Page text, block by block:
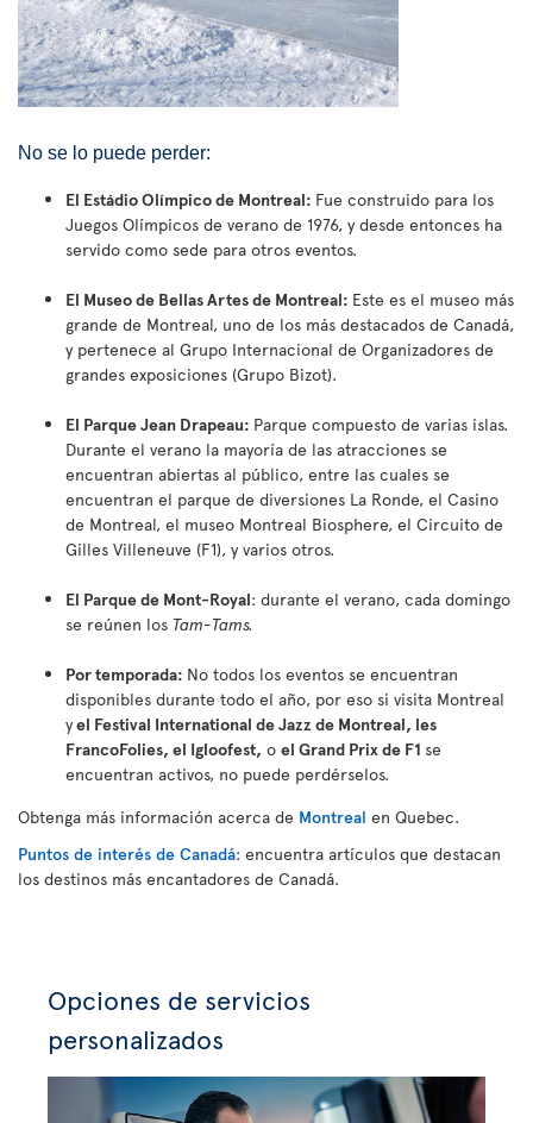
No se lo puede perder:
El Estádio Olímpico de Montreal: Fue construido para los
Juegos Olímpicos de verano de 1976, y desde entonces ha
servido como sede para otros eventos.
El Museo de Bellas Artes de Montreal: Este es el museo más
grande de Montreal, uno de los más destacados de Canadá,
y pertenece al Grupo Internacional de Organizadores de
grandes exposiciones (Grupo Bizot).
El Parque Jean Drapeau: Parque compuesto de varias islas.
Durante el verano la mayoría de las atracciones se
encuentran abiertas al público, entre las cuales se
encuentran el parque de diversiones La Ronde, el Casino
de Montreal, el museo Montreal Biosphere, el Circuito de
Gilles Villeneuve (F1), y varios otros.
El Parque de Mont-Royal: durante el verano, cada domingo
se reúnen los Tam-Tams.
Por temporada: No todos los eventos se encuentran
disponibles durante todo el año, por eso si visita Montreal
yel Festival International de Jazz de Montreal, les
FrancoFolies, el Igloofest, o el Grand Prix de F1 se
encuentran activos, no puede perdérselos.
Obtenga más información acerca de Montreal en Quebec.
Puntos de interés de Canadá: encuentra artículos que destacan
los destinos más encantadores de Canadá.
Opciones de servicios
personalizados